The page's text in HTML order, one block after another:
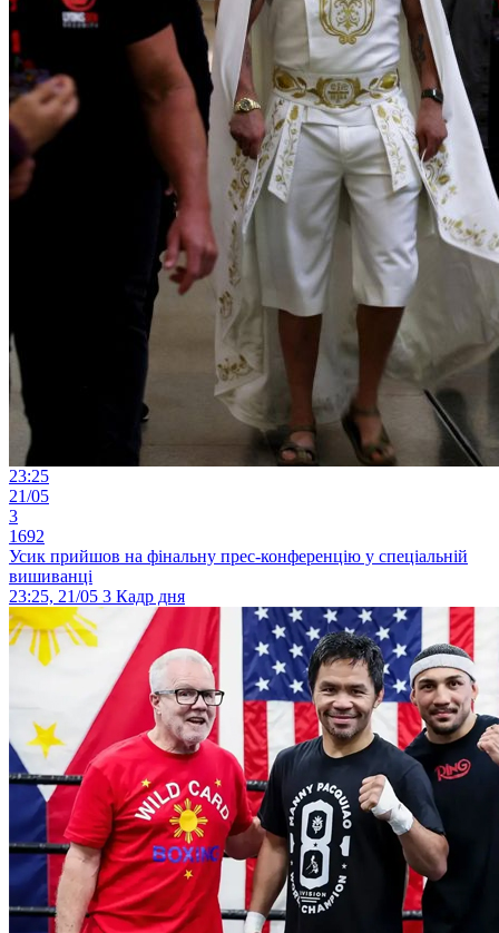
23:25
21/05
3
1692
Усик прийшов на фінальну прес-конференцію у спеціальній
вишиванці
23:25, 21/05 3 Кадр дня